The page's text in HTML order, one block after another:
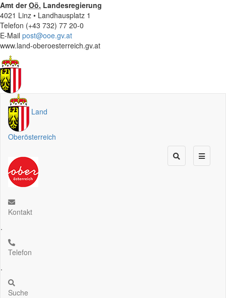
Amt derOö. Landesregierung
4021 Linz • Landhausplatz 1
Telefon (+43 732) 77 20-0
E-Mail post@ooe.gv.at
www.land-oberoesterreich.gv.at
Land
Oberösterreich
Kontakt
.
Telefon
.
Suche